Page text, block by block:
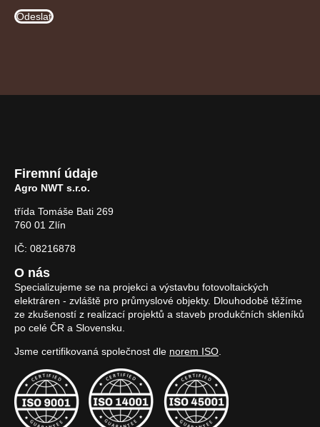
Odeslat
Firemní údaje
Agro NWT s.r.o.
třída Tomáše Bati 269
760 01 Zlín
IČ: 08216878
O nás
Specializujeme se na projekci a výstavbu fotovoltaických
elektráren - zvláště pro průmyslové objekty. Dlouhodobě těžíme
ze zkušeností z realizací projektů a staveb produkčních skleníků
po celé ČR a Slovensku.
Jsme certifikovaná společnost dle norem ISO